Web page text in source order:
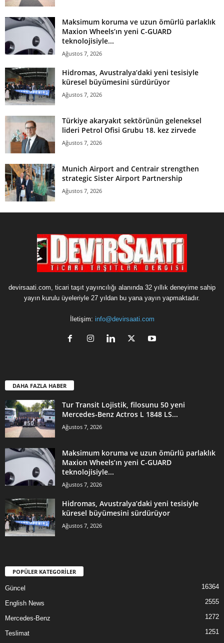
Maksimum koruma ve uzun ömürlü parlaklık
Maxion Wheels’ın yeni C-GUARD
teknolojisiyle...
Ağustos 7, 2026
Hidromas, Avustralya’daki yeni tesisiyle
küresel büyümesini sürdürüyor
Ağustos 7, 2026
Türkiye akaryakıt sektörünün geleneksel
lideri Petrol Ofisi Grubu 18. kez zirvede
Ağustos 7, 2026
Munich Airport and Centrair strengthen
strategic Sister Airport Partnership
Ağustos 7, 2026
devirsaati.com, ticari taşıt yayıncılığı alanında 32 yıllık deneyime sahip
yayın kurulu üyeleriyle 27 yıldan bu yana yayın yapmaktadır.
İletişim: info@devirsaati.com
DAHA FAZLA HABER
Tur Transit Lojistik, filosunu 50 yeni
Mercedes-Benz Actros L 1848 LS...
Ağustos 7, 2026
Maksimum koruma ve uzun ömürlü parlaklık
Maxion Wheels’ın yeni C-GUARD
teknolojisiyle...
Ağustos 7, 2026
Hidromas, Avustralya’daki yeni tesisiyle
küresel büyümesini sürdürüyor
Ağustos 7, 2026
POPÜLER KATEGORİLER
Güncel 16364
English News 2555
Mercedes-Benz 1272
Teslimat 1251